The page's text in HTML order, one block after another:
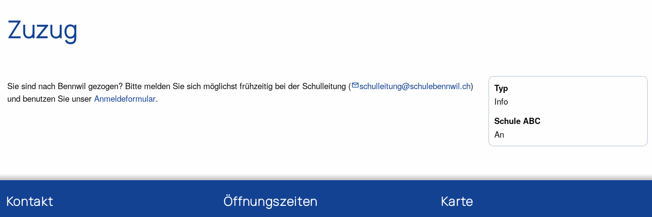
Zuzug
Sie sind nach Bennwil gezogen? Bitte melden Sie sich möglichst frühzeitig bei der Schulleitung ( schulleitung@schulebennwil.ch)
und benutzen Sie unser Anmeldeformular.
Typ
Info
Schule ABC
An
Kontakt Öffnungszeiten Karte